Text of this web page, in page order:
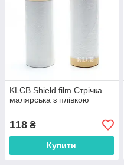
KLCB Shield film Стрічка
малярська з плівкою
118 ₴
Купити